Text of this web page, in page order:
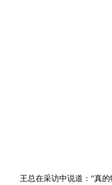
王总在采访中说道：”真